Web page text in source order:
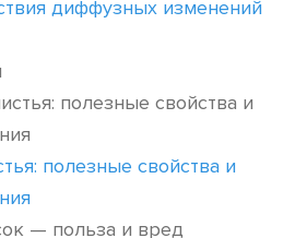
диффузных изменений
полезные свойства и